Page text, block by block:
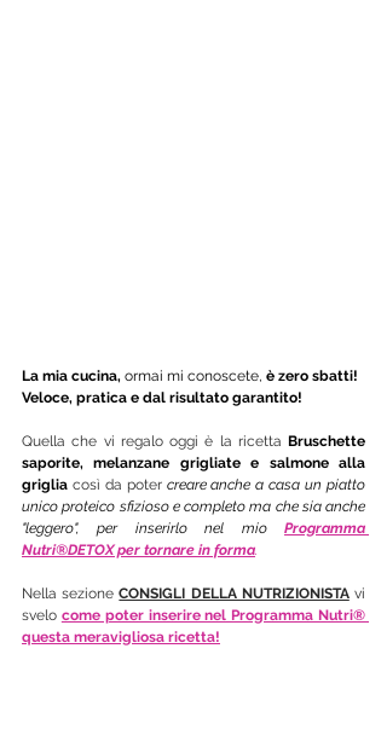
La mia cucina, ormai mi conoscete, è zero sbatti!
Veloce, pratica e dal risultato garantito!
Quella che vi regalo oggi è la ricetta Bruschette
saporite, melanzane grigliate e salmone alla
griglia così da poter creare anche a casa un piatto
unico proteico sfizioso e completo ma che sia anche
"leggero", per inserirlo nel mio
Programma
Nutri®DETOX per tornare in forma.
Nella sezione CONSIGLI DELLA NUTRIZIONISTA vi
svelo come poter inserire nel Programma Nutri®
questa meravigliosa ricetta!